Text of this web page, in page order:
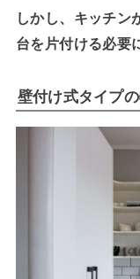
しかし、キッチン
台を片付ける必要
壁付け式タイプ